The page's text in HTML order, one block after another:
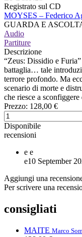
Registrato sul CD
MOYSES – Federico
GUARDA E
Audio
Partiture
Descrizione
“Zeus: Dissidio e
battaglia… tale
terrore profondo. Ma
scenario di morte e
che riesce a
Prezzo: 128,00 €
Disponibile
recensioni
e e
e10 September
Aggiungi una
Per scrivere una
consigliati
MAITE Marco